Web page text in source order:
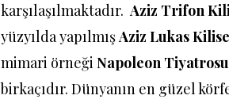
karşılaşılmaktadır.Aziz Trifon
yüzyılda yapılmışAziz Lukas
mimari örneği Napoleon Tiyatrosu
birkaçıdır. Dünyanın en güzel